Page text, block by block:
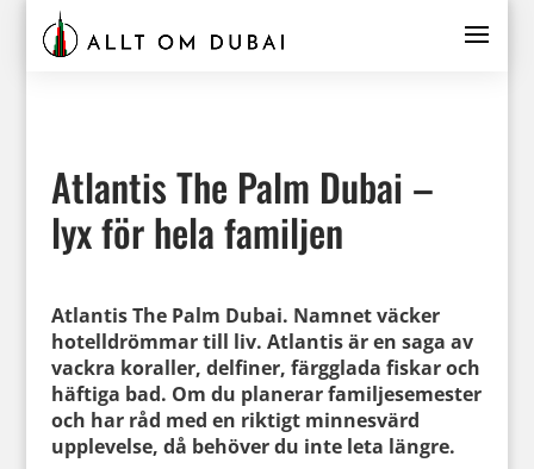
Atlantis The Palm Dubai –
lyx för hela familjen
Atlantis The Palm Dubai. Namnet väcker
hotelldrömmar till liv. Atlantis är en saga av
vackra koraller, delfiner, färgglada fiskar och
häftiga bad. Om du planerar familjesemester
och har råd med en riktigt minnesvärd
upplevelse, då behöver du inte leta längre.